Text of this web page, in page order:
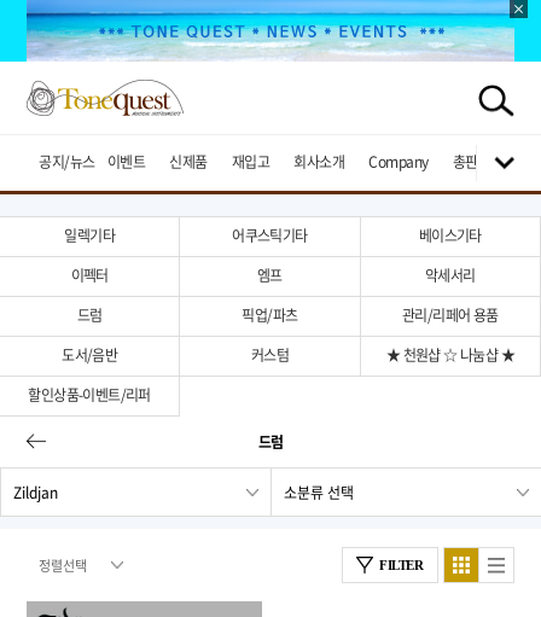
공지/뉴스 이벤트 신제품 재입고 회사소개 Company 총판브랜드
일렉기타 어쿠스틱기타
베이스기타
이펙터
엠프
악세서리
드럼
픽업/파츠
관리/리페어 용품
도서/음반
커스텀
★ 천원샵 ☆ 나눔샵 ★
할인상품-이벤트/리퍼
드럼
FILTER